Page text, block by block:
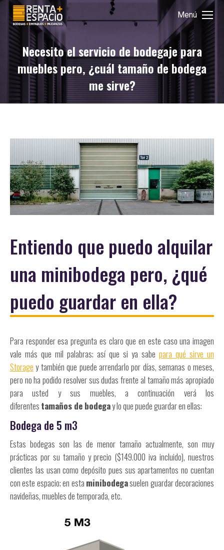
Menú
Necesito el servicio de bodegaje para
muebles pero, ¿cuál tamaño de bodega
me sirve?
Entiendo que puedo alquilar
una minibodega pero, ¿qué
puedo guardar en ella?
Para responder esa pregunta es claro que en este caso una imagen
vale más que mil palabras; así que si ya sabe para qué sirve un
Storage y también que puede arrendarlo por días, semanas o meses,
pero no ha podido resolver sus dudas frente al tamaño más apropiado
para usted y sus muebles, a continuación verá los
diferentes tamaños de bodegay lo que puede guardar en ellas:
Bodega de 5 m3
Estas bodegas son las de menor tamaño actualmente, son muy
prácticas por su tamaño y precio ($149.000 iva incluido), nuestros
clientes las usan como depósito pues sus apartamentos no cuentan
con este espacio; en esta minibodegasuelen guardar decoraciones
navideñas, muebles de temporada, etc.